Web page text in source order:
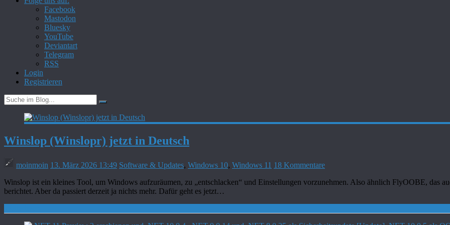
Facebook
Mastodon
Bluesky
YouTube
Deviantart
Telegram
RSS
Login
Registrieren
Winslop (Winslopr) jetzt in Deutsch
moinmoin 13. März 2026 13:49 Software & Updates, Windows 10, Windows 11 18 Kommentare
Winslop ist ein kleines Tool, um Windows aufzuräumen, zu „entschlacken“ und Einstellungen vorzunehmen. Also ähnlich FlyOOBE, das
berichtet. Aber da passiert derzeit ja nichts mehr. Dafür geht es jetzt…